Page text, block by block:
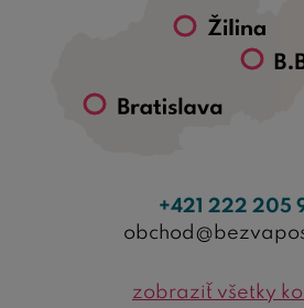
+421 222 205
zobraziť všetky